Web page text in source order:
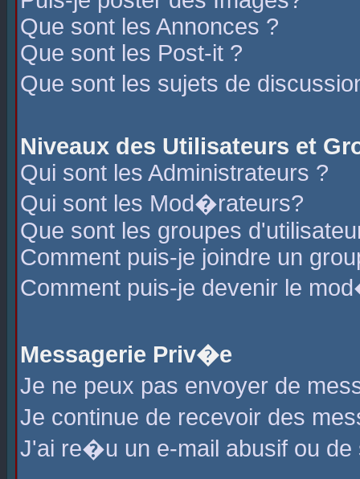
Que sont les Annonces ?
Que sont les Post-it ?
Que sont les sujets de
Niveaux des Utilisateurs et
Qui sont les Administrateurs ?
Qui sont les Mod�rateurs?
Que sont les groupes
Comment puis-je joindre un
Comment puis-je devenir le
Messagerie Priv�e
Je ne peux pas envoyer de
Je continue de recevoir des
J'ai re�u un e-mail abusif ou de